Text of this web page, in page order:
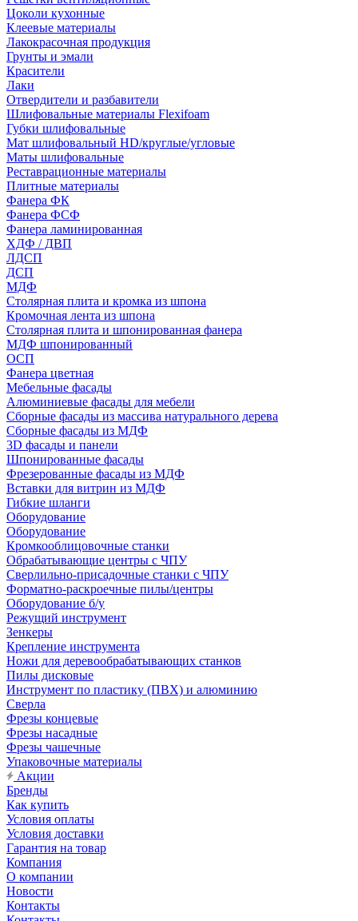
Цоколи кухонные
Клеевые материалы
Лакокрасочная продукция
Грунты и эмали
Красители
Лаки
Отвердители и разбавители
Шлифовальные материалы Flexifoam
Губки шлифовальные
Мат шлифовальный HD/круглые/угловые
Маты шлифовальные
Реставрационные материалы
Плитные материалы
Фанера ФК
Фанера ФСФ
Фанера ламинированная
ХДФ / ДВП
ЛДСП
ДСП
МДФ
Столярная плита и кромка из шпона
Кромочная лента из шпона
Столярная плита и шпонированная фанера
МДФ шпонированный
ОСП
Фанера цветная
Мебельные фасады
Алюминиевые фасады для мебели
Сборные фасады из массива натурального дерева
Сборные фасады из МДФ
3D фасады и панели
Шпонированные фасады
Фрезерованные фасады из МДФ
Вставки для витрин из МДФ
Гибкие шланги
Оборудование
Оборудование
Кромкооблицовочные станки
Обрабатывающие центры с ЧПУ
Сверлильно-присадочные станки с ЧПУ
Форматно-раскроечные пилы/центры
Оборудование б/у
Режущий инструмент
Зенкеры
Крепление инструмента
Ножи для деревообрабатывающих станков
Пилы дисковые
Инструмент по пластику (ПВХ) и алюминию
Сверла
Фрезы концевые
Фрезы насадные
Фрезы чашечные
Упаковочные материалы
Акции
Бренды
Как купить
Условия оплаты
Условия доставки
Гарантия на товар
Компания
О компании
Новости
Контакты